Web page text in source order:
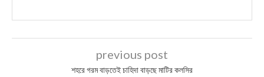
previous post
শহরে গরম বাড়তেই চাহিদা বাড়ছে মাটির কলসির